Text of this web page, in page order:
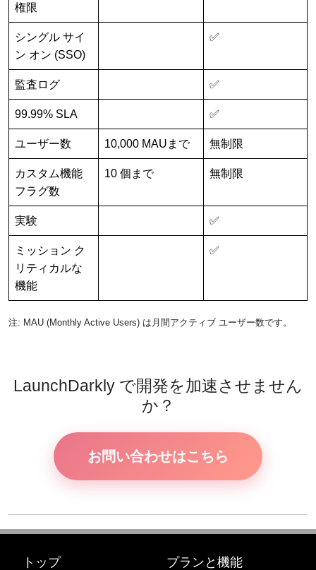
権限
シングル サイ
ン オン (SSO)
✅
監査ログ ✅
99.99% SLA ✅
ユーザー数 10,000 MAUまで 無制限
カスタム機能
フラグ数
10 個まで 無制限
実験 ✅
ミッション ク
リティカルな
機能
✅
注: MAU (Monthly Active Users) は月間アクティブ ユーザー数です。
LaunchDarkly で開発を加速させません
か？
お問い合わせはこちら
トップ プランと機能